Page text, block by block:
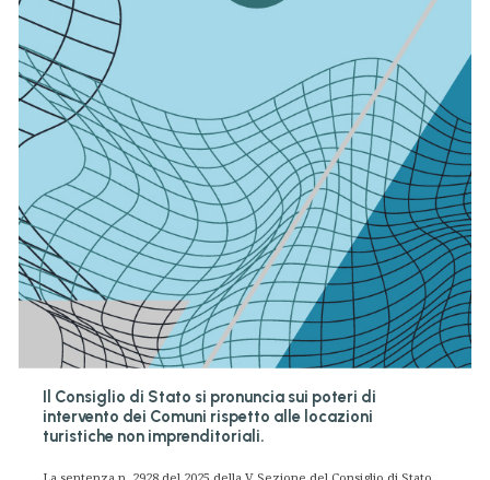
Il Consiglio di Stato si pronuncia sui poteri di
intervento dei Comuni rispetto alle locazioni
turistiche non imprenditoriali.